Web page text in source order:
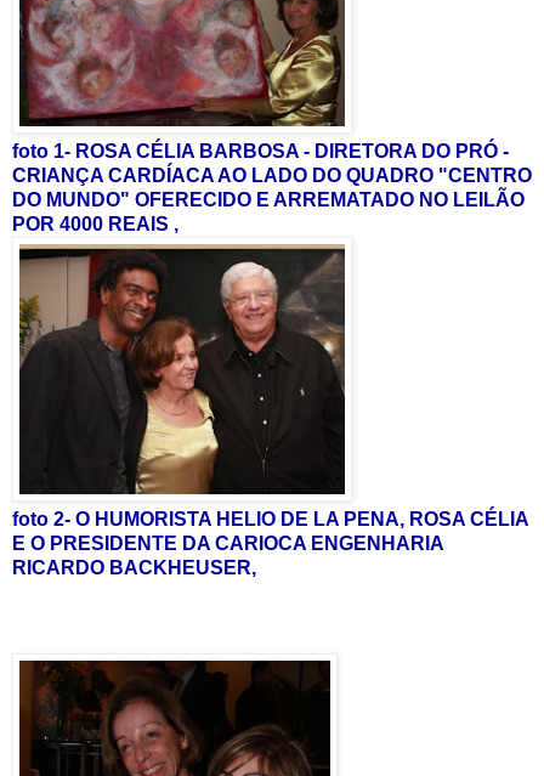
foto 1- ROSA CÉLIA BARBOSA - DIRETORA DO PRÓ -
CRIANÇA CARDÍACA AO LADO DO QUADRO "CENTRO
DO MUNDO" OFERECIDO E ARREMATADO NO LEILÃO
POR 4000 REAIS ,
foto 2- O HUMORISTA HELIO DE LA PENA, ROSA CÉLIA
E O PRESIDENTE DA CARIOCA ENGENHARIA
RICARDO BACKHEUSER,